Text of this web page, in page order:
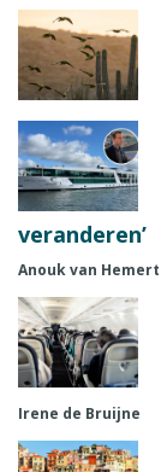
veranderen’
Anouk van Hemert
Irene de Bruijne